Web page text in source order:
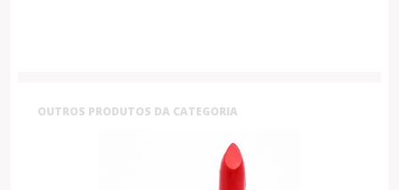
OUTROS PRODUTOS DA CATEGORIA